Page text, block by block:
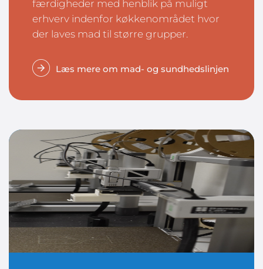
færdigheder med henblik på muligt
erhverv indenfor køkkenområdet hvor
der laves mad til større grupper.
Læs mere om mad- og sundhedslinjen